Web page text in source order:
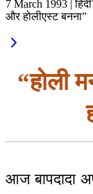
7 March 1993 | हिंदी
और होलीएस्ट बनना”
“होली
आज बापदादा